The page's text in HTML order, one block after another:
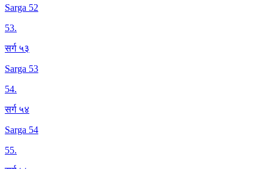
Sarga 52
53.
सर्ग ५३
Sarga 53
54.
सर्ग ५४
Sarga 54
55.